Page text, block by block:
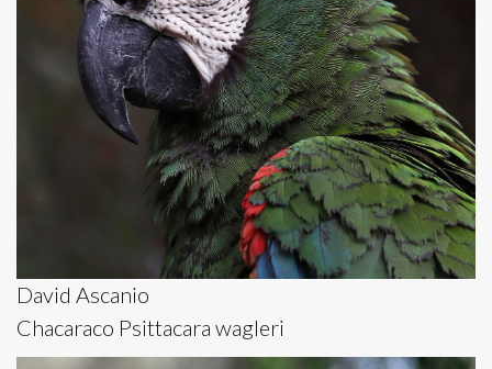
David Ascanio
Chacaraco Psittacara wagleri